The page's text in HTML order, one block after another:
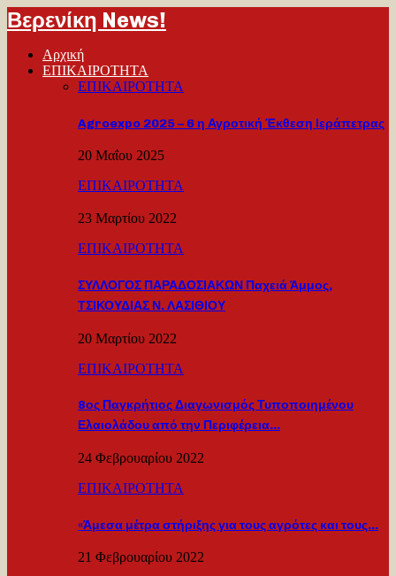
Βερενίκη News!
Αρχική
ΕΠΙΚΑΙΡΟΤΗΤΑ
ΕΠΙΚΑΙΡΟΤΗΤΑ
Agroexpo 2025 – 6 η Αγροτική Έκθεση Ιεράπετρας
20 Μαΐου 2025
ΕΠΙΚΑΙΡΟΤΗΤΑ
23 Μαρτίου 2022
ΕΠΙΚΑΙΡΟΤΗΤΑ
ΣΥΛΛΟΓΟΣ ΠΑΡΑΔΟΣΙΑΚΩΝ Παχειά Άμμος,
ΤΣΙΚΟΥΔΙΑΣ Ν. ΛΑΣΙΘΙΟΥ
20 Μαρτίου 2022
ΕΠΙΚΑΙΡΟΤΗΤΑ
8ος Παγκρήτιος Διαγωνισμός Τυποποιημένου
Ελαιολάδου από την Περιφέρεια…
24 Φεβρουαρίου 2022
ΕΠΙΚΑΙΡΟΤΗΤΑ
«Άμεσα μέτρα στήριξης για τους αγρότες και τους…
21 Φεβρουαρίου 2022